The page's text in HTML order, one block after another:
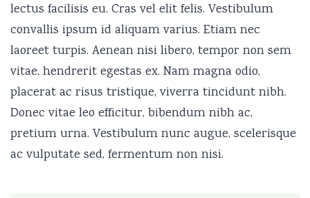
lectus facilisis eu. Cras vel elit felis. Vestibulum
convallis ipsum id aliquam varius. Etiam nec
laoreet turpis. Aenean nisi libero, tempor non sem
vitae, hendrerit egestas ex. Nam magna odio,
placerat ac risus tristique, viverra tincidunt nibh.
Donec vitae leo efficitur, bibendum nibh ac,
pretium urna. Vestibulum nunc augue, scelerisque
ac vulputate sed, fermentum non nisi.